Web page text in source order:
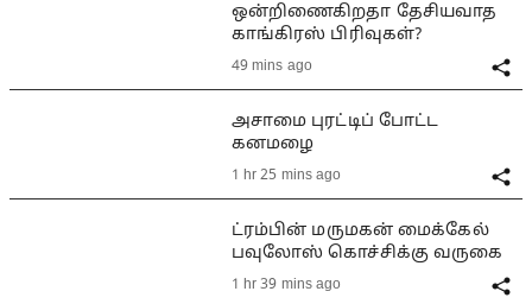
ஒன்றிணைகிறதா தேசியவாத
காங்கிரஸ் பிரிவுகள்?
49 mins ago
அசாமை புரட்டிப் போட்ட
கனமழை
1 hr 25 mins ago
ட்ரம்பின் மருமகன் மைக்கேல்
பவுலோஸ் கொச்சிக்கு வருகை
1 hr 39 mins ago